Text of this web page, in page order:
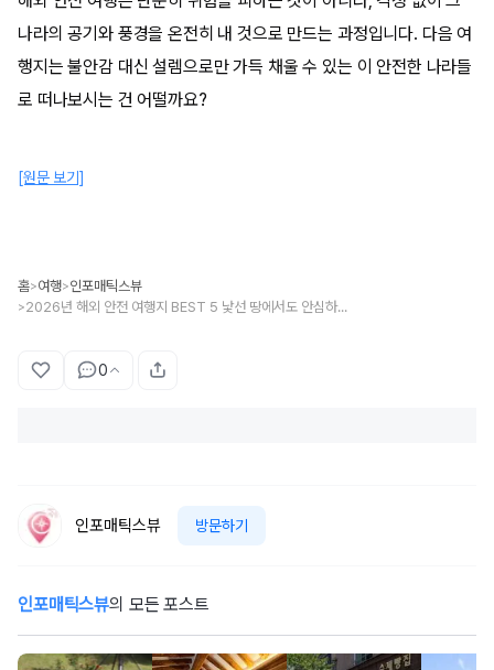
나라의 공기와 풍경을 온전히 내 것으로 만드는 과정입니다. 다음 여
행지는 불안감 대신 설렘으로만 가득 채울 수 있는 이 안전한 나라들
로 떠나보시는 건 어떨까요?
[원문 보기]
홈>여행>인포매틱스뷰
> 2026년 해외 안전 여행지 BEST 5 낯선 땅에서도 안심하고 즐길 수 있는 국가 추천
0
인포매틱스뷰 방문하기
인포매틱스뷰의 모든 포스트